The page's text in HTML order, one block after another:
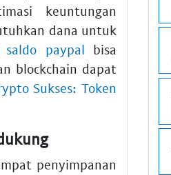
keuntungan
dana untuk
saldo paypal bisa
blockchain dapat
Sukses: Token
penyimpanan